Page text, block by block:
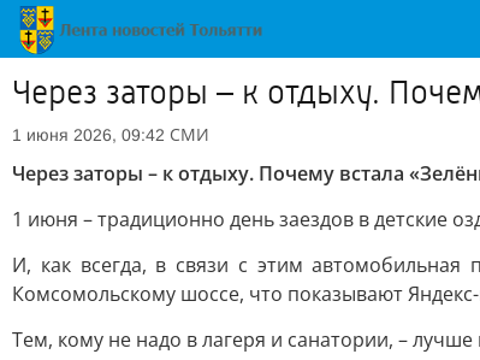
Через заторы – к отдыху.
1 июня 2026, 09:42 СМИ
Через заторы – к отдыху. Почему встала
1 июня – традиционно день заездов в детские
И, как всегда, в связи с этим
Комсомольскому шоссе, что показывают
Тем, кому не надо в лагеря и санатории, –